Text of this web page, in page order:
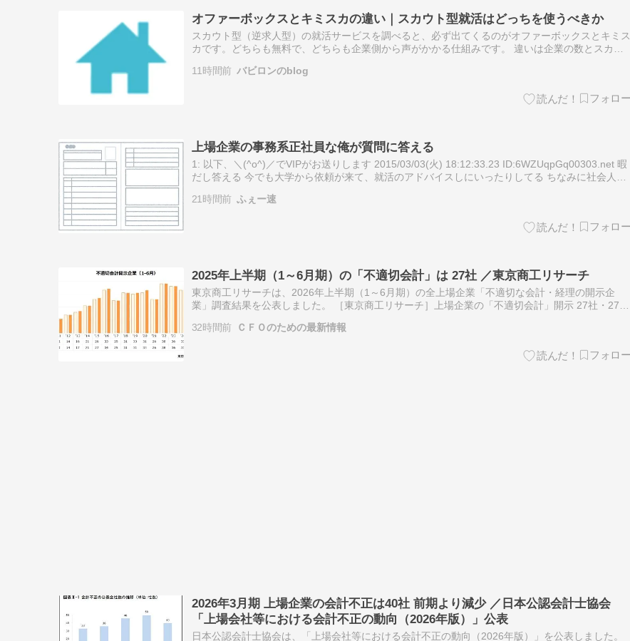
オファーボックスとキミスカの違い｜スカウト型就活はどっちを使うべきか
スカウト型（逆求人型）の就活サービスを調べると、必ず出てくるのがオファーボックスとキミス
カです。どちらも無料で、どちらも企業側から声がかかる仕組みです。 違いは企業の数とスカウ
ァーボック…
11時間前 バビロンのblog
上場企業の事務系正社員な俺が質問に答える
1: 以下、＼(^o^)／でVIPがお送りします 2015/03/03(火) 18:12:33.23 ID:6WZUqpGq00303.net 暇
だし答える 今でも大学から依頼が来て、就活のアドバイスしにいったりしてる ちなみに社会人三
21時間前 ふぇー速
2025年上半期（1～6月期）の「不適切会計」は 27社 ／東京商工リサーチ
東京商工リサーチは、2026年上半期（1～6月期）の全上場企業「不適切な会計・経理の開示企
業」調査結果を公表しました。 ［東京商工リサーチ］上場企業の「不適切会計」開示 27社・27件
…
32時間前 ＣＦＯのための最新情報
2026年3月期 上場企業の会計不正は40社 前期より減少 ／日本公認会計士協会
「上場会社等における会計不正の動向（2026年版）」公表
日本公認会計士協会は、「上場会社等における会計不正の動向（2026年版）」を公表しました。